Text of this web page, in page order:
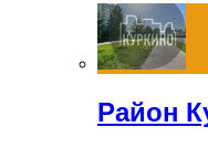
Район